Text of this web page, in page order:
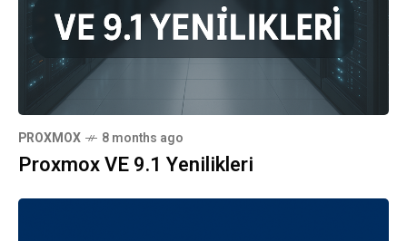
PROXMOX 8 months ago
Proxmox VE 9.1 Yenilikleri